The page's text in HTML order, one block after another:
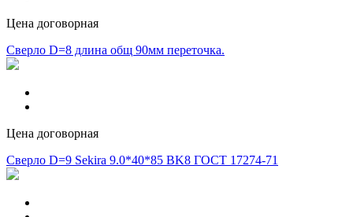
Цена договорная
Сверло D=8 длина общ 90мм переточка.
Цена договорная
Сверло D=9 Sekira 9.0*40*85 BK8 ГОСТ 17274-71